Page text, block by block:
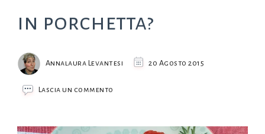
in porchetta?
Annalaura Levantesi 20 Agosto 2015
Lascia un commento
padella